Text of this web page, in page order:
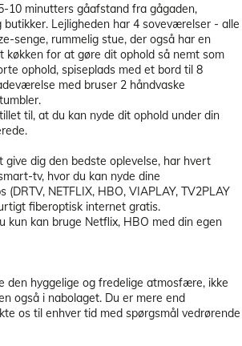
10 minutters gåafstand fra gågaden,
Lejligheden har 4 soveværelser - alle
senge, rummelig stue, der også har en
køkken for at gøre dit ophold så nemt som
ophold, spiseplads med et bord til 8
med bruser 2 håndvaske
til, at du kan nyde dit ophold under din
give dig den bedste oplevelse, har hvert
tv, hvor du kan nyde dine
(DRTV, NETFLIX, HBO, VIAPLAY, TV2PLAY
fiberoptisk internet gratis.
kun kan bruge Netflix, HBO med din egen
den hyggelige og fredelige atmosfære, ikke
også i nabolaget. Du er mere end
os til enhver tid med spørgsmål vedrørende